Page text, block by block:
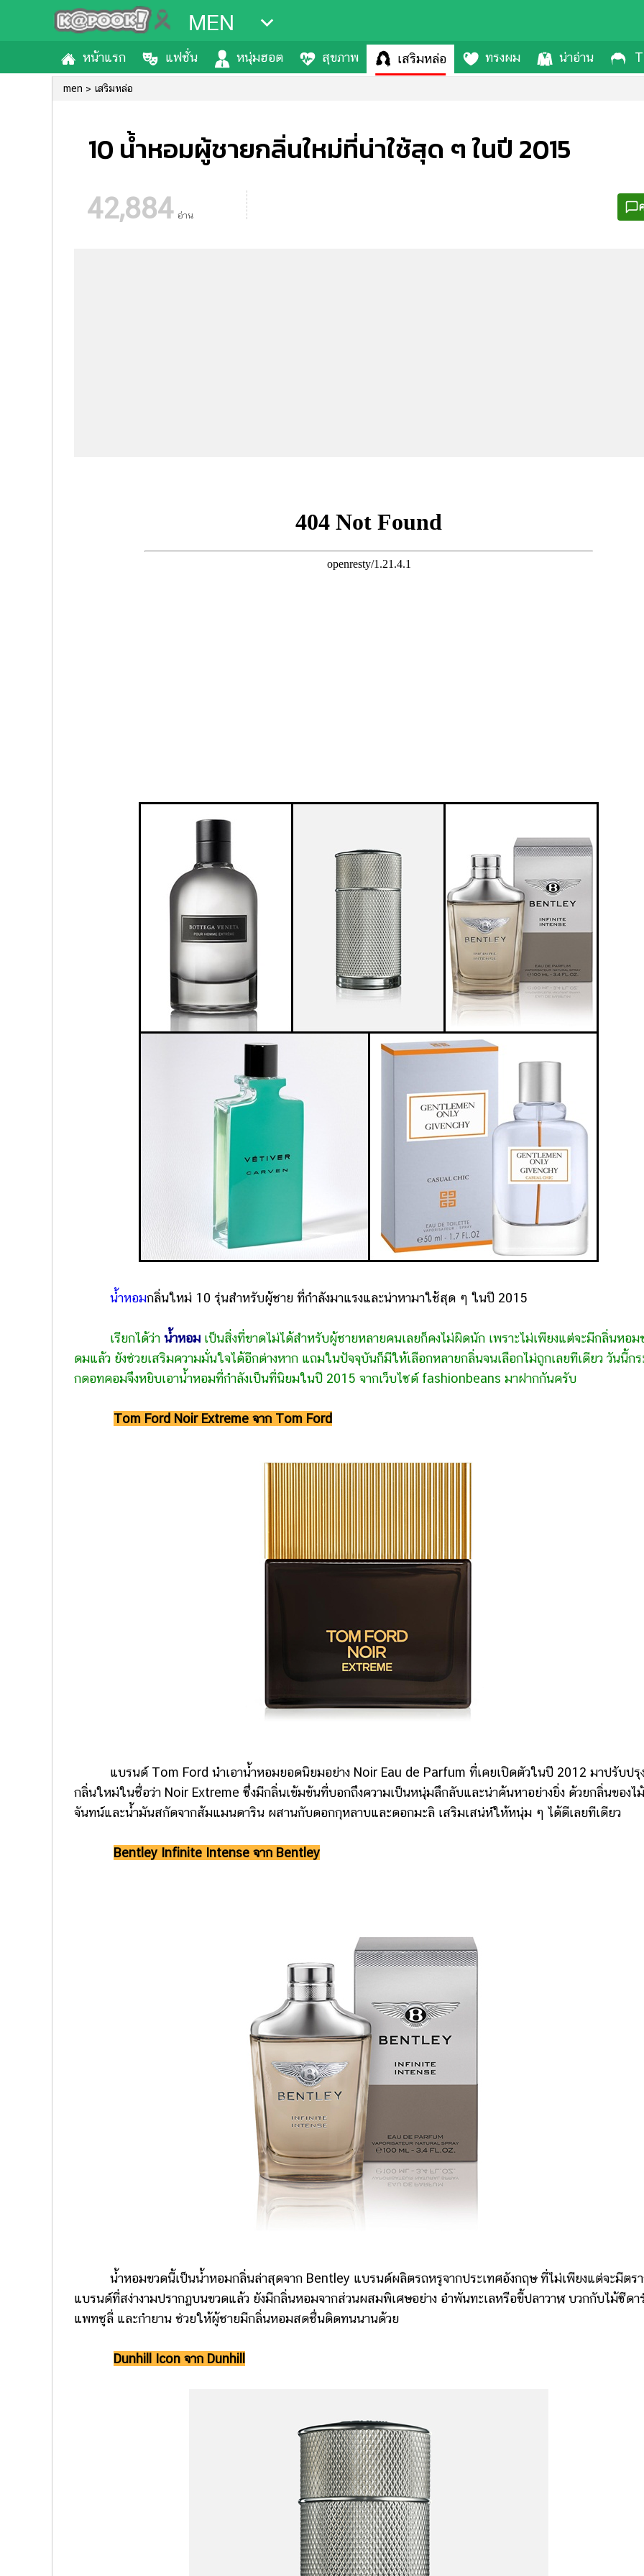
MEN
หน้าแรก แฟชั่น หนุ่มฮอต สุขภาพ เสริมหล่อ ทรงผม น่าอ่าน
men เสริมหล่อ
10 น้ำหอมผู้ชายกลิ่นใหม่ที่น่าใช้สุด ๆ ในปี 2015
42,884 อ่าน
น้ำหอมกลิ่นใหม่ 10 รุ่นสำหรับผู้ชาย ที่กำลังมาแรงและน่าหามาใช้สุด ๆ ในปี 2015
เรียกได้ว่า น้ำหอม เป็นสิ่งที่ขาดไม่ได้สำหรับผู้ชายหลายคนเลยก็คงไม่ผิดนัก เพราะไม่เพียงแต่จะมีกลิ่นหอม
ดมแล้ว ยังช่วยเสริมความมั่นใจได้อีกต่างหาก แถมในปัจจุบันก็มีให้เลือกหลายกลิ่นจนเลือกไม่ถูกเลยทีเดียว วันนี้ก
กดอทคอมจึงหยิบเอาน้ำหอมที่กำลังเป็นที่นิยมในปี 2015 จากเว็บไซต์ fashionbeans มาฝากกันครับ
Tom Ford Noir Extreme จาก Tom Ford
แบรนด์ Tom Ford นำเอาน้ำหอมยอดนิยมอย่าง Noir Eau de Parfum ที่เคยเปิดตัวในปี 2012 มาปรับปรุ
กลิ่นใหม่ในชื่อว่า Noir Extreme ซึ่งมีกลิ่นเข้มข้นที่บอกถึงความเป็นหนุ่มลึกลับและน่าค้นหาอย่างยิ่ง ด้วยกลิ่นของไม้
จันทน์และน้ำมันสกัดจากส้มแมนดาริน ผสานกับดอกกุหลาบและดอกมะลิ เสริมเสน่ห์ให้หนุ่ม ๆ ได้ดีเลยทีเดียว
Bentley Infinite Intense จาก Bentley
น้ำหอมขวดนี้เป็นน้ำหอมกลิ่นล่าสุดจาก Bentley แบรนด์ผลิตรถหรูจากประเทศอังกฤษ ที่ไม่เพียงแต่จะมีตรา
แบรนด์ที่สง่างามปรากฏบนขวดแล้ว ยังมีกลิ่นหอมจากส่วนผสมพิเศษอย่าง อำพันทะเลหรือขี้ปลาวาฬ บวกกับไม้ซีดา
แพทชูลี่ และกำยาน ช่วยให้ผู้ชายมีกลิ่นหอมสดชื่นติดทนนานด้วย
Dunhill Icon จาก Dunhill